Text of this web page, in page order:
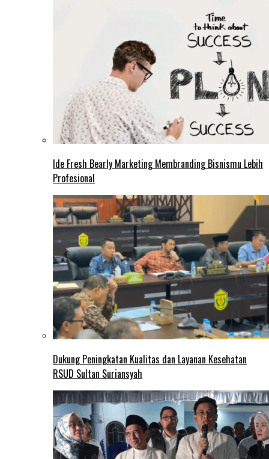
Ide Fresh Bearly Marketing Membranding Bisnismu Lebih
Profesional
Dukung Peningkatan Kualitas dan Layanan Kesehatan
RSUD Sultan Suriansyah